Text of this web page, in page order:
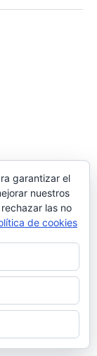
garantizar el
nuestros
las no
de cookies